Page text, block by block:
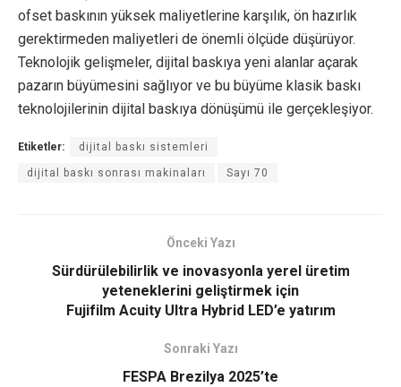
ofset baskının yüksek maliyetlerine karşılık, ön hazırlık
gerektirmeden maliyetleri de önemli ölçüde düşürüyor.
Teknolojik gelişmeler, dijital baskıya yeni alanlar açarak
pazarın büyümesini sağlıyor ve bu büyüme klasik baskı
teknolojilerinin dijital baskıya dönüşümü ile gerçekleşiyor.
Etiketler: dijital baskı sistemleri
dijital baskı sonrası makinaları Sayı 70
Önceki Yazı
Sürdürülebilirlik ve inovasyonla yerel üretim
yeteneklerini geliştirmek için
Fujifilm Acuity Ultra Hybrid LED’e yatırım
Sonraki Yazı
FESPA Brezilya 2025’te